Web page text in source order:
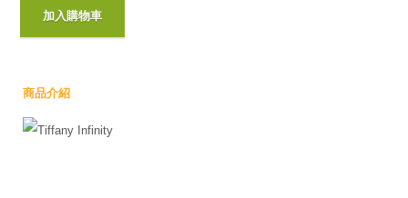
商品介紹